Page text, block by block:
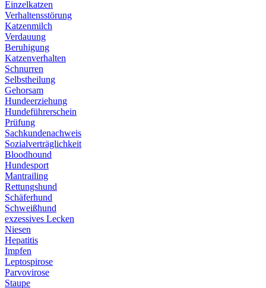
Einzelkatzen
Verhaltensstörung
Katzenmilch
Verdauung
Beruhigung
Katzenverhalten
Schnurren
Selbstheilung
Gehorsam
Hundeerziehung
Hundeführerschein
Prüfung
Sachkundenachweis
Sozialverträglichkeit
Bloodhound
Hundesport
Mantrailing
Rettungshund
Schäferhund
Schweißhund
exzessives Lecken
Niesen
Hepatitis
Impfen
Leptospirose
Parvovirose
Staupe